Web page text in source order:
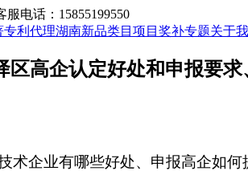
服电话：15855199550
专利代理湖南新品类目 项目奖补专题关于
区高企认定好处和申报要求
术企业有哪些好处、申报高企如